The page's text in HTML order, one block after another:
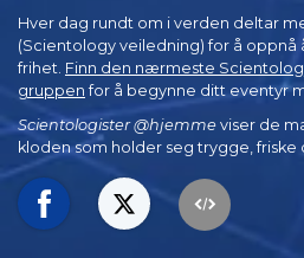
Hver dag rundt om i verden deltar
(Scientology veiledning) for å oppnå
frihet. Finn den nærmeste
gruppen for å begynne ditt eventyr
Scientologister @hjemme viser de
kloden som holder seg trygge, friske